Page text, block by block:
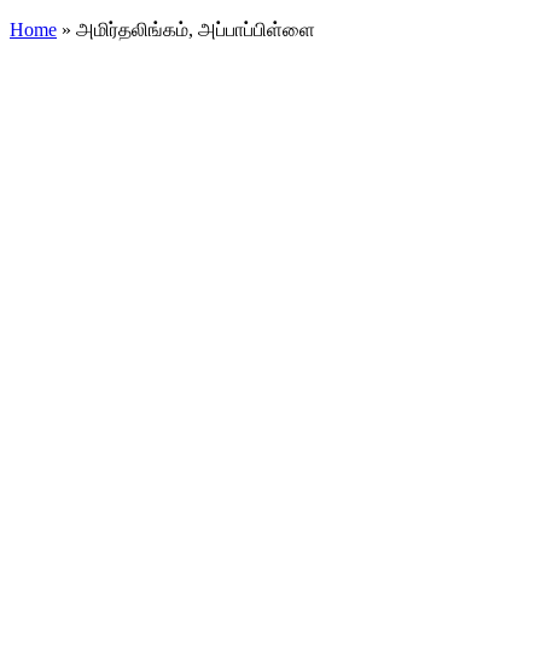
Home » அமிர்தலிங்கம், அப்பாப்பிள்ளை